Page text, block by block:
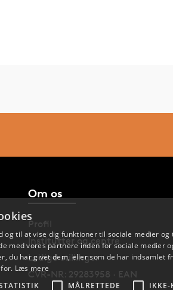
Om os
Profil
Institutter og centre
Ledige stillinger
CVR-NR: 29283958 · EAN
og til at vise dig funktioner til sociale medier
med vores partnere inden for sociale medier
du har givet dem, eller som de har indsamlet
Læs mere
MÅLRETTEDE IKKE-